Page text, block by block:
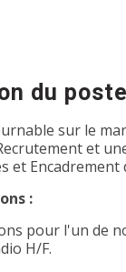
du
sur le
et
et Encadrement
:
pour l'un de
H/F.